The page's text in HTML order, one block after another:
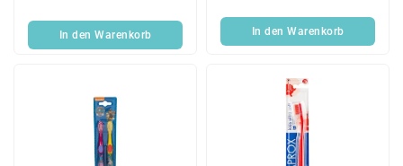
In den Warenkorb In den Warenkorb